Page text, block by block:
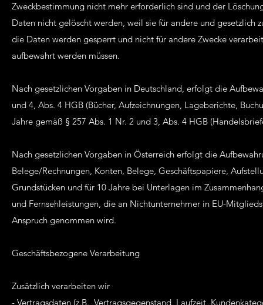
Zweckbestimmung nicht mehr erforderlich sind und der
Daten nicht gelöscht werden, weil sie für andere und gesetzlich
die Daten werden gesperrt und nicht für andere Zwecke
aufbewahrt werden müssen.
Nach gesetzlichen Vorgaben in Deutschland, erfolgt die
und 4, Abs. 4 HGB (Bücher, Aufzeichnungen, Lageberichte,
Jahre gemäß § 257 Abs. 1 Nr. 2 und 3, Abs. 4 HGB
Nach gesetzlichen Vorgaben in Österreich erfolgt die
Belege/Rechnungen, Konten, Belege, Geschäftspapiere,
Grundstücken und für 10 Jahre bei Unterlagen im
und Fernsehleistungen, die an Nichtunternehmer in EU-
Anspruch genommen wird.
Geschäftsbezogene Verarbeitung
Zusätzlich verarbeiten wir
- Vertragsdaten (z.B., Vertragsgegenstand, Laufzeit,